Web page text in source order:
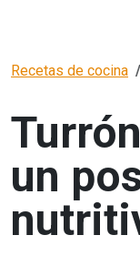
Recetas de cocina
un